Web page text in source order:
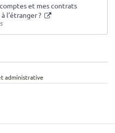
et mes contrats
l’étranger ?
administrative